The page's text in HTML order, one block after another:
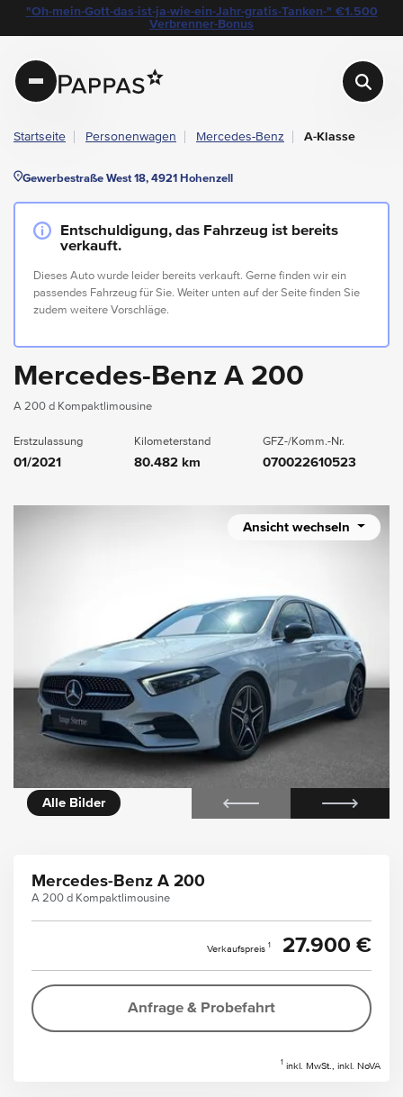
Navigation überspringen
Zum Hauptcontent
Zur Hauptnavigation springen
layout.table-of-content
Technische Daten
Fahrzeugausstattung
Standort & Ansprechpartner
Angebote & Aktionen bei Pappas
"Oh-mein-Gott-das-ist-ja-wie-ein-Jahr-gratis-Tanken-" €1.500
Verbrenner-Bonus
Pappas
Startseite Personenwagen Mercedes-Benz A-Klasse
Gewerbestraße West 18, 4921 Hohenzell
Entschuldigung, das Fahrzeug ist bereits
verkauft.
Dieses Auto wurde leider bereits verkauft. Gerne finden wir ein
passendes Fahrzeug für Sie. Weiter unten auf der Seite finden Sie
zudem weitere Vorschläge.
Mercedes-Benz A 200
A 200 d Kompaktlimousine
Erstzulassung
01/2021
Kilometerstand
80.482 km
GFZ-/Komm.-Nr.
070022610523
Ansicht wechseln
Alle Bilder
Mercedes-Benz A 200
A 200 d Kompaktlimousine
Verkaufspreis 1 27.900 €
Anfrage & Probefahrt
1 inkl. MwSt., inkl. NoVA